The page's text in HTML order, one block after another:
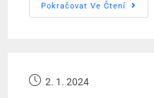
Pokračovat Ve Čtení
2. 1. 2024